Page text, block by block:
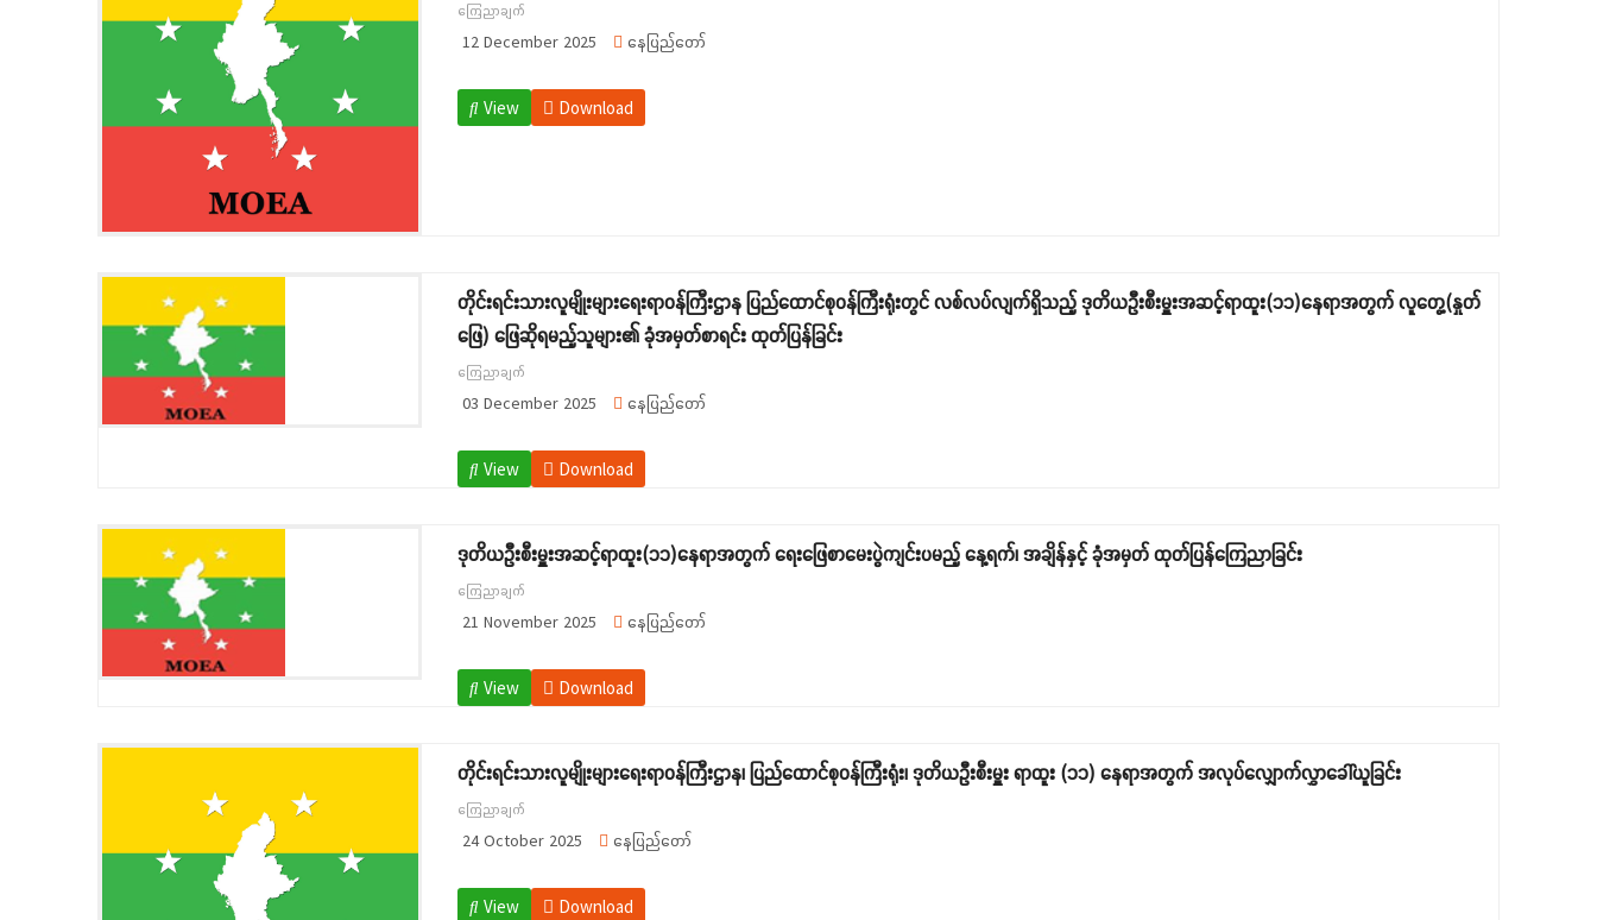
ကြေညာချက်
12 December 2025 နေပြည်တော်
View Download
တိုင်းရင်းသားလူမျိုးများရေးရာဝန်ကြီးဌာန ပြည်ထောင်စုဝန်ကြီးရုံးတွင် လစ်လပ်လျက်ရှိသည့် ဒုတိယဦးစီးမှူးအဆင့်ရာထူး(၁၁)နေရာအတွက် လူတွေ့(နှုတ်
ဖြေ) ဖြေဆိုရမည့်သူများ၏ ခုံအမှတ်စာရင်း ထုတ်ပြန်ခြင်း
ကြေညာချက်
03 December 2025 နေပြည်တော်
View Download
ဒုတိယဦးစီးမှူးအဆင့်ရာထူး(၁၁)နေရာအတွက် ရေးဖြေစာမေးပွဲကျင်းပမည့် နေ့ရက်၊ အချိန်နှင့် ခုံအမှတ် ထုတ်ပြန်ကြေညာခြင်း
ကြေညာချက်
21 November 2025 နေပြည်တော်
View Download
တိုင်းရင်းသားလူမျိုးများရေးရာဝန်ကြီးဌာန၊ ပြည်ထောင်စုဝန်ကြီးရုံး၊ ဒုတိယဦးစီးမှူး ရာထူး (၁၁) နေရာအတွက် အလုပ်လျှောက်လွှာခေါ်ယူခြင်း
ကြေညာချက်
24 October 2025 နေပြည်တော်
View Download